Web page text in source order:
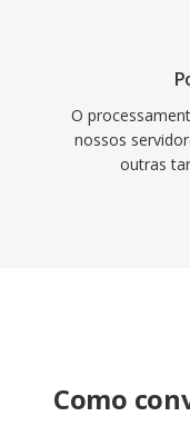
O
nossos
outras
Como